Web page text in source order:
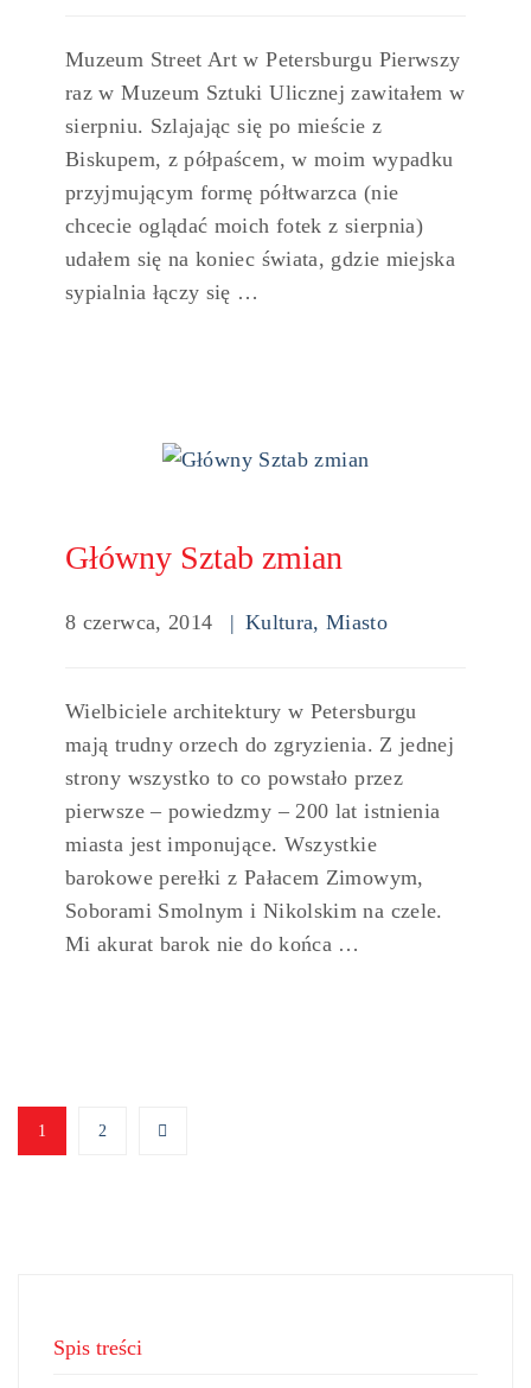
Muzeum Street Art w Petersburgu Pierwszy
raz w Muzeum Sztuki Ulicznej zawitałem w
sierpniu. Szlajając się po mieście z
Biskupem, z półpaścem, w moim wypadku
przyjmującym formę półtwarzca (nie
chcecie oglądać moich fotek z sierpnia)
udałem się na koniec świata, gdzie miejska
sypialnia łączy się …
Główny Sztab zmian
8 czerwca, 2014 Kultura,Miasto
Wielbiciele architektury w Petersburgu
mają trudny orzech do zgryzienia. Z jednej
strony wszystko to co powstało przez
pierwsze – powiedzmy – 200 lat istnienia
miasta jest imponujące. Wszystkie
barokowe perełki z Pałacem Zimowym,
Soborami Smolnym i Nikolskim na czele.
Mi akurat barok nie do końca …
1 2
Spis treści